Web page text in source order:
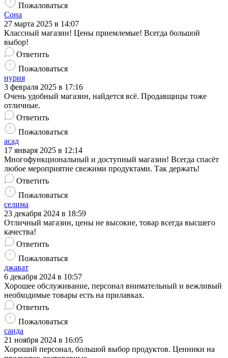
Пожаловаться
Сона
27 марта 2025 в 14:07
Классный магазин! Цены приемлемые! Всегда большой
выбор!
Ответить
Пожаловаться
нурия
3 февраля 2025 в 17:16
Очень удобный магазин, найдется всё. Продавщицы тоже
отличные.
Ответить
Пожаловаться
асад
17 января 2025 в 12:14
Многофункциональный и доступный магазин! Всегда спасёт
любое мероприятие свежими продуктами. Так держать!
Ответить
Пожаловаться
селима
23 декабря 2024 в 18:59
Отличный магазин, цены не высокие, товар всегда высшего
качества!
Ответить
Пожаловаться
джават
6 декабря 2024 в 10:57
Хорошее обслуживание, персонал внимательный и вежливый
необходимые товары есть на прилавках.
Ответить
Пожаловаться
саида
21 ноября 2024 в 16:05
Хороший персонал, большой выбор продуктов. Ценники на